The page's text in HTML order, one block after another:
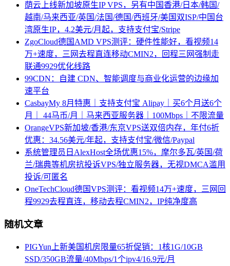
荫云上线新加坡原生IP VPS，另有中国香港/日本/韩国/
越南/马来西亚/英国/法国/德国/西班牙/美国双ISP/中国台
湾原生IP，4.2美元/月起，支持支付宝/Stripe
ZgoCloud德国AMD VPS测评：硬件性能好，看视频14
万+速度，三网去程直连移动CMIN2，回程三网强制走
联通9929优化线路
99CDN：自建 CDN、智能调度与商业化运营的边缘加
速平台
CasbayMy 8月特惠｜支持支付宝 Alipay｜买6个月送6个
月｜ 44马币/月｜马来西亚服务器｜100Mbps｜不限流量
OrangeVPS新加坡/香港/东京VPS送双倍内存，年付6折
优惠：34.56美元/年起，支持支付宝/微信/Paypal
系统管理员日AlexHost全场优惠15%，摩尔多瓦/英国/荷
兰/瑞典等机房抗投诉VPS/独立服务器，无视DMCA滥用
投诉/可匿名
OneTechCloud德国VPS测评：看视频14万+速度，三网回
程9929去程直连，移动去程CMIN2，IP纯净度高
随机文章
PIGYun上新美国机房限量65折促销：1核1G/10GB
SSD/350GB流量/40Mbps/1个ipv4/16.9元/月